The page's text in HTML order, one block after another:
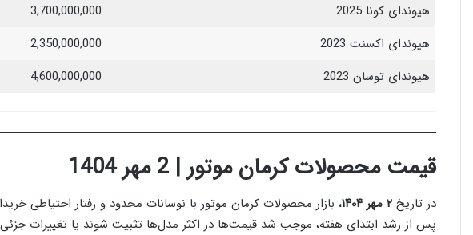
هیوندای کونا 2025
3,700,000,000
هیوندای اکسنت 2023
2,350,000,000
هیوندای توسان 2023
4,600,000,000
قیمت محصولات کرمان موتور | 2 مهر 1404
در تاریخ ۲ مهر ۱۴۰۴
، بازار محصولات کرمان موتور با نوسانات محدود و رفتار احتیاطی